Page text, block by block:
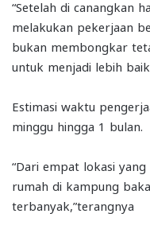
“Setelah di canangkan
melakukan pekerjaan
bukan membongkar
untuk menjadi lebih
Estimasi waktu
minggu hingga 1 bulan.
“Dari empat lokasi
rumah di kampung
terbanyak,”terangnya